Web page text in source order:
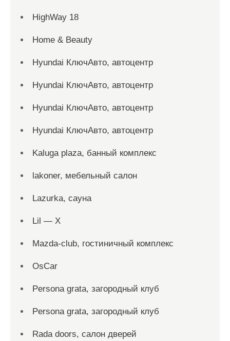
HighWay 18
Home & Beauty
Hyundai КлючАвто, автоцентр
Hyundai КлючАвто, автоцентр
Hyundai КлючАвто, автоцентр
Hyundai КлючАвто, автоцентр
Kaluga plaza, банный комплекс
lakoner, мебельный салон
Lazurka, сауна
Lil — X
Mazda-club, гостиничный комплекс
OsCar
Persona grata, загородный клуб
Persona grata, загородный клуб
Rada doors, салон дверей